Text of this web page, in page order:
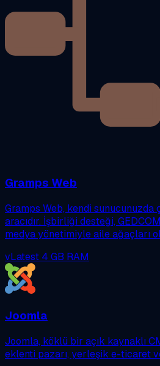
Gramps Web
Gramps Web, kendi sunucunuzda
aracıdır. İşbirliği desteği,
medya yönetimiyle aile ağaçları
vLatest 4 GB RAM
Joomla
Joomla, köklü bir açık kaynaklı
eklenti pazarı, yerleşik e-ticaret